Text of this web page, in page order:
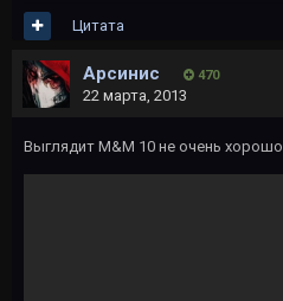
Цитата
Арсинис 470
22 марта, 2013
Выглядит M&M 10 не очень хорошо